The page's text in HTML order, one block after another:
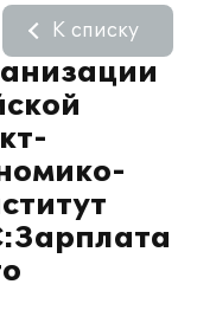
К списку